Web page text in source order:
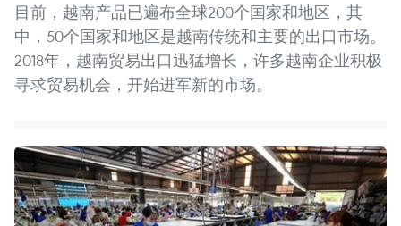
目前，越南产品已遍布全球200个国家和地区，其
中，50个国家和地区是越南传统和主要的出口市场。
2018年，越南贸易出口迅猛增长，许多越南企业积极
寻求贸易机会，开始进军新的市场。